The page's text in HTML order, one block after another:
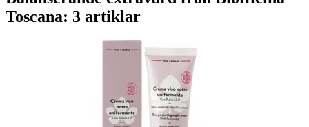
Toscana: 3 artiklar